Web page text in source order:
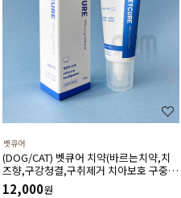
벳큐어
(DOG/CAT) 벳큐어 치약(바르는치약,치
즈향,구강청결,구취제거 치아보호 구중청
량)70ml
12,000원